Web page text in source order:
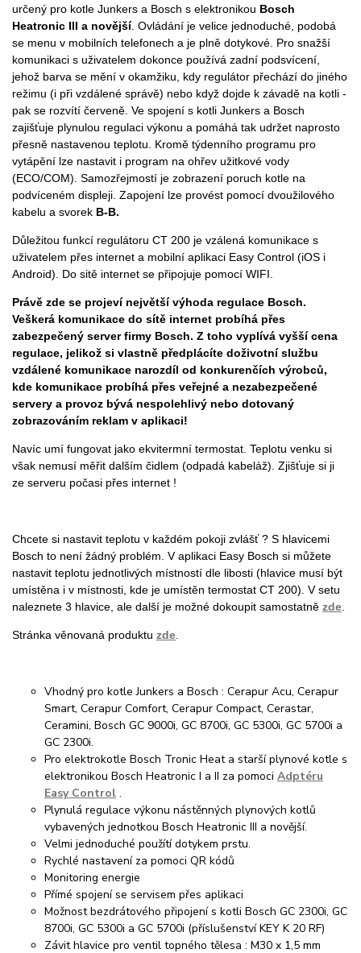
určený pro kotle Junkers a Bosch s elektronikou Bosch
Heatronic III a novější. Ovládání je velice jednoduché, podobá
se menu v mobilních telefonech a je plně dotykové. Pro snažší
komunikaci s uživatelem dokonce používá zadní podsvícení,
jehož barva se mění v okamžiku, kdy regulátor přechází do jiného
režimu (i při vzdálené správě) nebo když dojde k závadě na kotli -
pak se rozvítí červeně. Ve spojení s kotli Junkers a Bosch
zajišťuje plynulou regulaci výkonu a pomáhá tak udržet naprosto
přesně nastavenou teplotu. Kromě týdenního programu pro
vytápění lze nastavit i program na ohřev užitkové vody
(ECO/COM). Samozřejmostí je zobrazení poruch kotle na
podvíceném displeji. Zapojení lze provést pomocí dvoužilového
kabelu a svorek B-B.
Důležitou funkcí regulátoru CT 200 je vzálená komunikace s
uživatelem přes internet a mobilní aplikaci Easy Control (iOS i
Android). Do sitě internet se připojuje pomocí WIFI.
Právě zde se projeví největší výhoda regulace Bosch.
Veškerá komunikace do sítě internet probíhá přes
zabezpečený server firmy Bosch. Z toho vyplívá vyšší cena
regulace, jelikož si vlastně předplácíte doživotní službu
vzdálené komunikace narozdíl od konkurenčích výrobců,
kde komunikace probíhá přes veřejné a nezabezpečené
servery a provoz bývá nespolehlivý nebo dotovaný
zobrazováním reklam v aplikaci!
Navíc umí fungovat jako ekvitermní termostat. Teplotu venku si
však nemusí měřit dalším čidlem (odpadá kabeláž). Zjišťuje si ji
ze serveru počasi přes internet !
Chcete si nastavit teplotu v každém pokoji zvlášť ? S hlavicemi
Bosch to není žádný problém. V aplikaci Easy Bosch si můžete
nastavit teplotu jednotlivých místností dle libosti (hlavice musí být
umístěna i v místnosti, kde je umístěn termostat CT 200). V setu
naleznete 3 hlavice, ale další je možné dokoupit samostatně zde.
Stránka věnovaná produktu zde.
Vhodný pro kotle Junkers a Bosch : Cerapur Acu, Cerapur
Smart, Cerapur Comfort, Cerapur Compact, Cerastar,
Ceramini, Bosch GC 9000i, GC 8700i, GC 5300i, GC 5700i a
GC 2300i.
Pro elektrokotle Bosch Tronic Heat a starší plynové kotle s
elektronikou Bosch Heatronic I a II za pomoci Adptéru
Easy Control .
Plynulá regulace výkonu nástěnných plynových kotlů
vybavených jednotkou Bosch Heatronic III a novější.
Velmi jednoduché použítí dotykem prstu.
Rychlé nastavení za pomoci QR kódů
Monitoring energie
Přímé spojení se servisem přes aplikaci
Možnost bezdrátového připojení s kotli Bosch GC 2300i, GC
8700i, GC 5300i a GC 5700i (příslušenství KEY K 20 RF)
Závit hlavice pro ventil topného tělesa : M30 x 1,5 mm